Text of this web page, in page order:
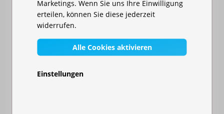
Marketings. Wenn Sie uns Ihre Einwilligung
erteilen, können Sie diese jederzeit
widerrufen.
Alle Cookies aktivieren
Einstellungen